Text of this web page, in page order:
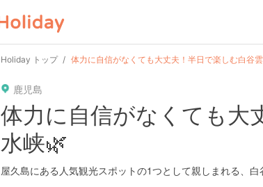
Holiday トップ 体力に自信がなくても大丈夫！半日で楽しむ白谷
鹿児島
user
kanagawa osaka
pin time guide hot type star camera home settings
体力に自信がなくても大
水峡🌿
屋久島にある人気観光スポットの1つとして親しまれる、白